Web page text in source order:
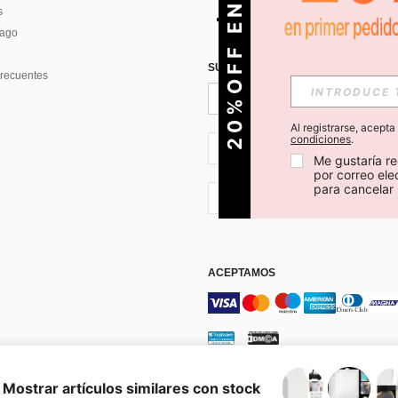
SUSCRÍBETE PARA RECIBIR
CL + 56
ACEPTAMOS
artículos similares con stock
2
0
%
O
F
F
E
N
T
U
P
R
I
M
E
R
P
E
D
I
D
Al registrarse,
condiciones.
Me gustaría
por correo
para cancelar